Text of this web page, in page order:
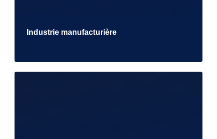
Industrie manufacturière